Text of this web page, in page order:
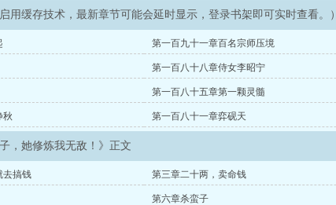
用缓存技术，最新章节可能会延时显示，登录书架即可实时查看。）
第一百九十一章百名宗师压境
第一百八十八章侍女李昭宁
第一百八十五章第一颗灵髓
秋 第一百八十一章弈砚天
，她修炼我无敌！》正文
去搞钱 第三章二十两，卖命钱
第六章杀蛮子